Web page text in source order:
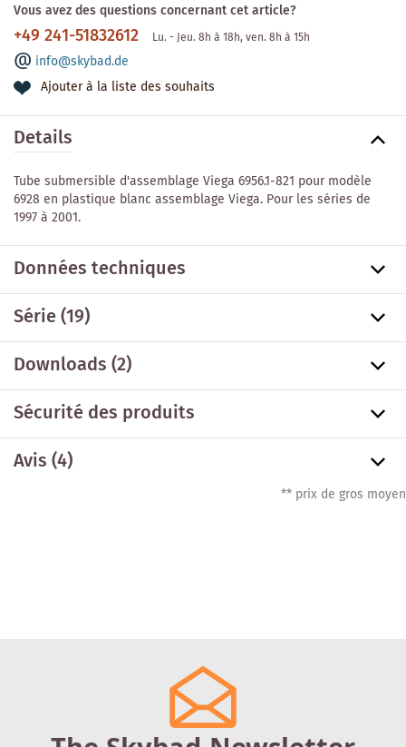
Vous avez des questions concernant cet article?
+49 241-51832612 Lu. - Jeu. 8h à 18h, ven. 8h à 15h
info@skybad.de
Ajouter à la liste des souhaits
Details
Tube submersible d'assemblage Viega 6956.1-821 pour modèle
6928 en plastique blanc assemblage Viega. Pour les séries de
1997 à 2001.
Données techniques
Série(19)
Downloads (2)
Sécurité des produits
Avis (4)
** prix de gros moyen